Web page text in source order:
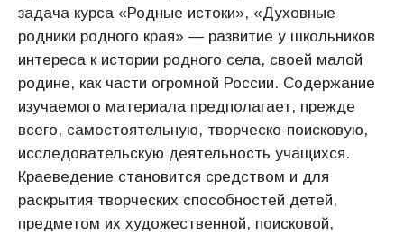
задача курса «Родные истоки», «Духовные
родники родного края» — развитие у школьников
интереса к истории родного села, своей малой
родине, как части огромной России. Содержание
изучаемого материала предполагает, прежде
всего, самостоятельную, творческо-поисковую,
исследовательскую деятельность учащихся.
Краеведение становится средством и для
раскрытия творческих способностей детей,
предметом их художественной, поисковой,